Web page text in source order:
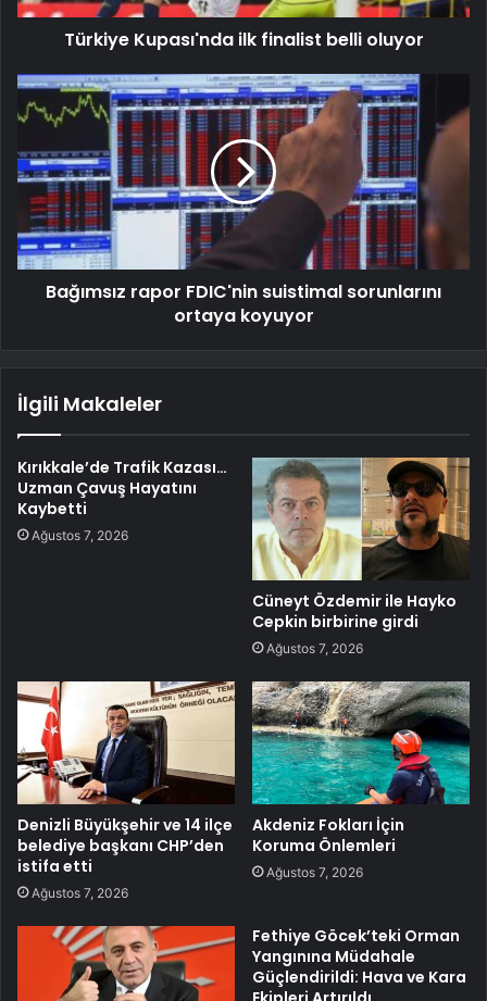
Türkiye Kupası'nda ilk finalist belli oluyor
Bağımsız rapor FDIC'nin suistimal sorunlarını
ortaya koyuyor
İlgili Makaleler
Kırıkkale’de Trafik Kazası…
Uzman Çavuş Hayatını
Kaybetti
Ağustos 7, 2026
Cüneyt Özdemir ile Hayko
Cepkin birbirine girdi
Ağustos 7, 2026
Denizli Büyükşehir ve 14 ilçe
belediye başkanı CHP’den
istifa etti
Ağustos 7, 2026
Akdeniz Fokları İçin
Koruma Önlemleri
Ağustos 7, 2026
Fethiye Göcek’teki Orman
Yangınına Müdahale
Güçlendirildi: Hava ve Kara